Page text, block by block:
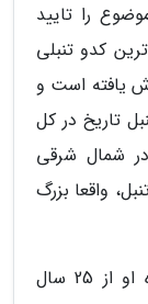
را تایید
کدو تنبلی
یافته است و
تاریخ در کل
دنیا است. وودی لانکستر، نماینده GCP در شمال شرقی
واقعا بزرگ
وقتی که از لانکستر پرسیده شد که انگیزه او از 25 سال